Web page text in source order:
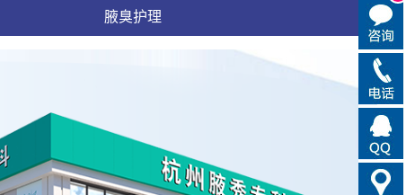
腋臭护理